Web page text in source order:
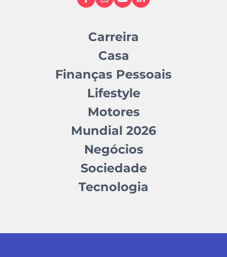
Carreira
Casa
Finanças Pessoais
Lifestyle
Motores
Mundial 2026
Negócios
Sociedade
Tecnologia